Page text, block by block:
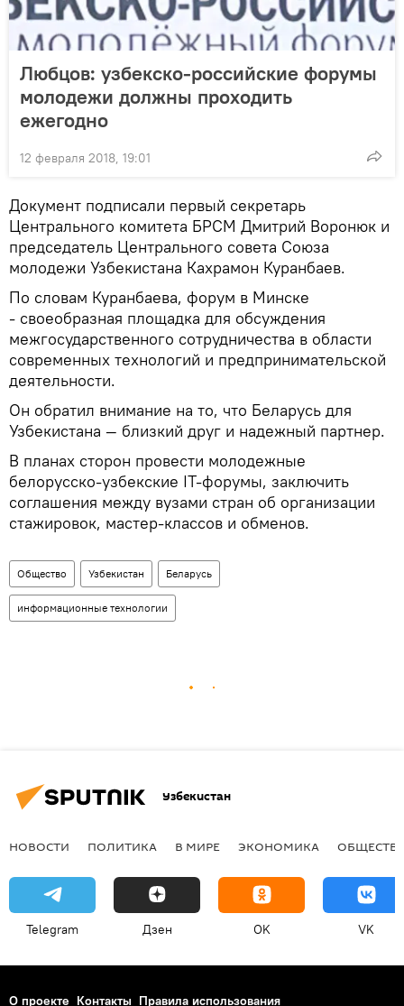
Любцов: узбекско-российские форумы
молодежи должны проходить
ежегодно
12 февраля 2018, 19:01
Документ подписали первый секретарь
Центрального комитета БРСМ Дмитрий Воронюк и
председатель Центрального совета Союза
молодежи Узбекистана Кахрамон Куранбаев.
По словам Куранбаева, форум в Минске
- своеобразная площадка для обсуждения
межгосударственного сотрудничества в области
современных технологий и предпринимательской
деятельности.
Он обратил внимание на то, что Беларусь для
Узбекистана — близкий друг и надежный партнер.
В планах сторон провести молодежные
белорусско-узбекские IT-форумы, заключить
соглашения между вузами стран об организации
стажировок, мастер-классов и обменов.
Общество Узбекистан Беларусь
информационные технологии
Узбекистан
НОВОСТИ ПОЛИТИКА В МИРЕ ЭКОНОМИКА
Telegram Дзен OK VK
О проекте Контакты Правила использования